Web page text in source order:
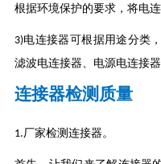
根据环境保护的要求，将电
3)电连接器可根据用途分类
滤波电连接器、电源电连接
连接器检测质量
1.厂家检测连接器。